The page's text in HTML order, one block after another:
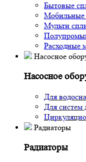
Бытовые
Мобильные
Мульти
Расходные
Насосное
Насосное
Для
Для систем
Радиаторы
Радиаторы